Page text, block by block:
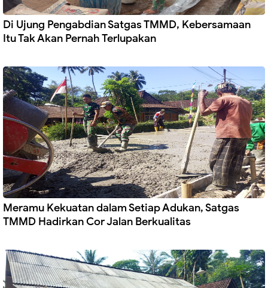
Di Ujung Pengabdian Satgas TMMD, Kebersamaan
Itu Tak Akan Pernah Terlupakan
Meramu Kekuatan dalam Setiap Adukan, Satgas
TMMD Hadirkan Cor Jalan Berkualitas